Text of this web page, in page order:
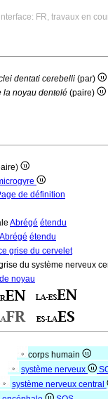
FR, travaux en
dentati cerebelli (par)
la noyau dentelé (paire)
de définition
Abrégé étendu
Abrégé étendu
grise du cervelet
du système nerveux
noyau
corps humain
système nerveux
système nerveux central